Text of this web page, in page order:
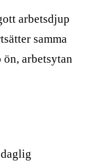
arbetsdjup
samma
arbetsytan